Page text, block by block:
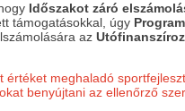
Időszakot záró
támogatásokkal, úgy
az
meghaladó
benyújtani az ellenőrző